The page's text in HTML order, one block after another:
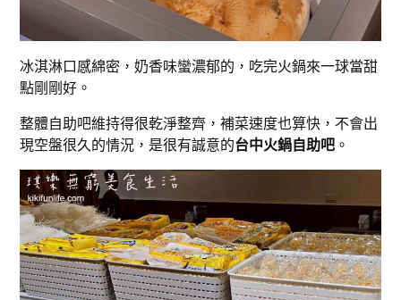
冰淇淋口感綿密，奶香味蠻濃郁的，吃完火鍋來一球當甜
點剛剛好。
整體自助吧維持得很乾淨整齊，補菜速度也算快，不會出
現空盤很久的情況，是很有誠意的台中火鍋自助吧 。